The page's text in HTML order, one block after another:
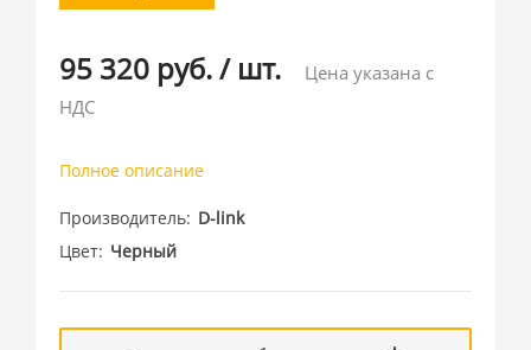
95 320 руб./ шт.
Цена указана с
НДС
Полное описание
Производитель D-link
Цвет Черный